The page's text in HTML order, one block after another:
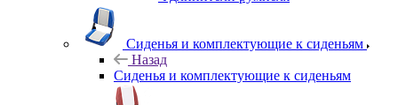
Сиденья и комплектующие к сиденьям
Назад
Сиденья и комплектующие к сиденьям